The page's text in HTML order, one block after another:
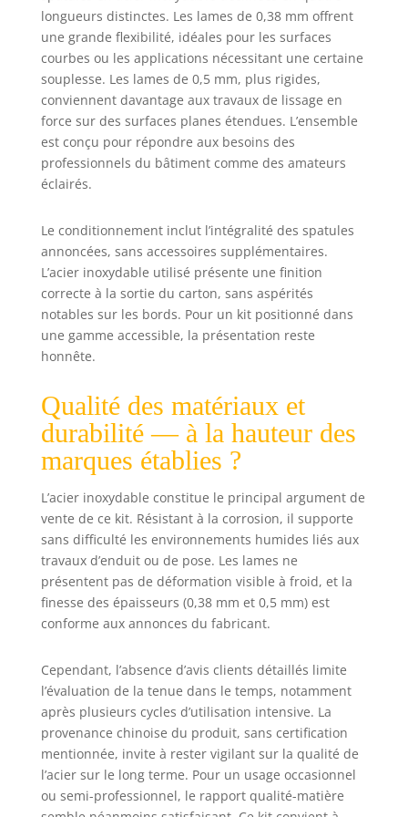
de lame et quatre
longueurs de
lame】La lame de
0,5 mm
d'épaisseur offre
une grande
surface planifiée
et est idéale pour
les chantiers avec
planète. La lame
de 0,35 mm
d'épaisseur
assure une
surface lisse avec
de petits espaces
mastic. Par
exemple : 25 cm
et 40 cm sont
adaptés pour les
les cadres de
porte, etc. Les 40
cm et 60 cm sont
parfaits pour les
petits piliers, les
bords, etc. 80 cm
est idéal pour les
télescopique
flexible】 : le kit
de mastic pour
cloison sèche est
équipé d'un
manche
extensible de 73,5
à 128 cm et d'un
longueurs distinctes. Les lames de 0,38 mm offrent
une grande flexibilité, idéales pour les surfaces
courbes ou les applications nécessitant une certaine
souplesse. Les lames de 0,5 mm, plus rigides,
conviennent davantage aux travaux de lissage en
force sur des surfaces planes étendues. L’ensemble
est conçu pour répondre aux besoins des
professionnels du bâtiment comme des amateurs
éclairés.
Le conditionnement inclut l’intégralité des spatules
annoncées, sans accessoires supplémentaires.
L’acier inoxydable utilisé présente une finition
correcte à la sortie du carton, sans aspérités
notables sur les bords. Pour un kit positionné dans
une gamme accessible, la présentation reste
honnête.
Qualité des matériaux et
durabilité — à la hauteur des
marques établies ?
L’acier inoxydable constitue le principal argument de
vente de ce kit. Résistant à la corrosion, il supporte
sans difficulté les environnements humides liés aux
travaux d’enduit ou de pose. Les lames ne
présentent pas de déformation visible à froid, et la
finesse des épaisseurs (0,38 mm et 0,5 mm) est
conforme aux annonces du fabricant.
Cependant, l’absence d’avis clients détaillés limite
l’évaluation de la tenue dans le temps, notamment
après plusieurs cycles d’utilisation intensive. La
provenance chinoise du produit, sans certification
mentionnée, invite à rester vigilant sur la qualité de
l’acier sur le long terme. Pour un usage occasionnel
ou semi-professionnel, le rapport qualité-matière